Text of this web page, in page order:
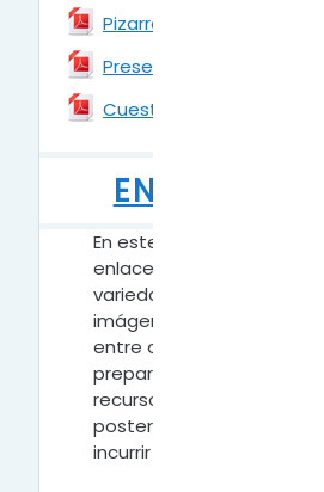
Pizarra de colaboración
Presentaciones con
Cuestionarios con
ENLACES
En este apartado podrás
enlaces para que
variedad de archivos en
imágenes, sonidos,
entre otros, con los
preparar tus archivos
recursos de licencia libre, y
posteriormente publicar
incurrir en infracciones.